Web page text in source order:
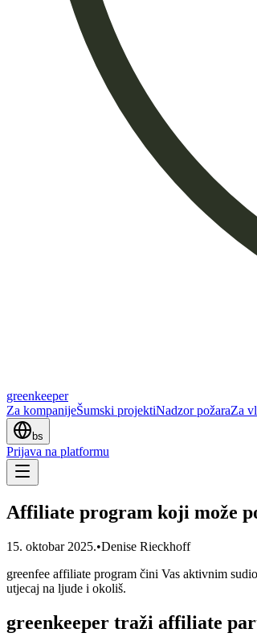
greenkeeper
Za kompanijeŠumski projektiNadzor požaraZa
bs
Prijava na platformu
Affiliate program koji može
15. oktobar 2025.•Denise Rieckhoff
greenfee affiliate program čini Vas aktivnim
utjecaj na ljude i okoliš.
greenkeeper traži affiliate